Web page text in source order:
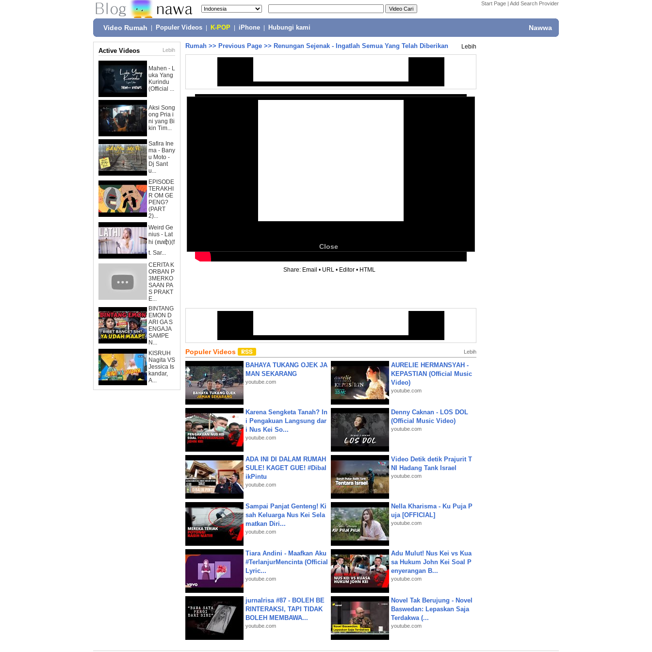
Start Page | Add Search Provider
Video Rumah Populer Videos K-POP iPhone Hubungi kami Nawwa
Active Videos Lebih
Mahen - L
uka Yang
Kurindu
(Official ...
Aksi Song
ong Pria i
ni yang Bi
kin Tim...
Safira Ine
ma - Bany
u Moto -
Dj Sant
u...
EPISODE
TERAKHI
R OM GE
PENG?
(PART
2)...
Weird Ge
nius - Lat
hi (ꦭꦛꦶ)(f
t. Sar...
CERITA K
ORBAN P
3MERKO
SAAN PA
S PRAKT
E...
BINTANG
EMON D
ARI GA S
ENGAJA
SAMPE
N...
KISRUH
Nagita VS
Jessica Is
kandar,
A...
Rumah >> Previous Page >> Renungan Sejenak - Ingatlah Semua Yang Telah Diberikan Lebih
Close
Share: Email • URL • Editor • HTML
Populer Videos Lebih
BAHAYA TUKANG OJEK JA
MAN SEKARANG
youtube.com
AURELIE HERMANSYAH -
KEPASTIAN (Official Music
Video)
youtube.com
Karena Sengketa Tanah? In
i Pengakuan Langsung dar
i Nus Kei So...
youtube.com
Denny Caknan - LOS DOL
(Official Music Video)
youtube.com
ADA INI DI DALAM RUMAH
SULE! KAGET GUE! #Dibal
ikPintu
youtube.com
Video Detik detik Prajurit T
NI Hadang Tank Israel
youtube.com
Sampai Panjat Genteng! Ki
sah Keluarga Nus Kei Sela
matkan Diri...
youtube.com
Nella Kharisma - Ku Puja P
uja [OFFICIAL]
youtube.com
Tiara Andini - Maafkan Aku
#TerlanjurMencinta (Official
Lyric...
youtube.com
Adu Mulut! Nus Kei vs Kua
sa Hukum John Kei Soal P
enyerangan B...
youtube.com
jurnalrisa #87 - BOLEH BE
RINTERAKSI, TAPI TIDAK
BOLEH MEMBAWA...
youtube.com
Novel Tak Berujung - Novel
Baswedan: Lepaskan Saja
Terdakwa (...
youtube.com